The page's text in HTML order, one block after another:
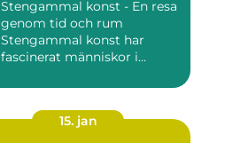
Stengammal konst - En resa
genom tid och rum
Stengammal konst har
fascinerat människor i
15. jan